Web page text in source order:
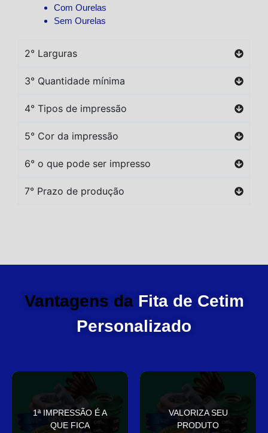
Com Ourelas
Sem Ourelas
2° Larguras
3° Quantidade mínima
4° Tipos de impressão
5° Cor da impressão
6° o que pode ser impresso
7° Prazo de produção
Vantagens da Fita de Cetim
Personalizado
1ª IMPRESSÃO É A
QUE FICA
Sua embalagem fala por
você
VALORIZA SEU
PRODUTO
que deixa sua embalagem
elegante